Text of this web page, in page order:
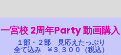
一宮校 2周年Party 動画購入
１部・２部 見応えたっぷり
​全て込み ¥３,３００（税込）